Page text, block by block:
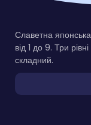
Славетна
від 1 до 9. Три
складний.